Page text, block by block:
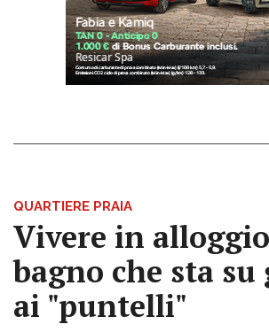
QUARTIERE PRAIA
Vivere in
bagno che sta su
ai "puntelli"